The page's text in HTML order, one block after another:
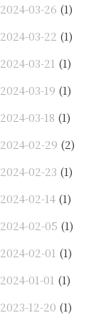
2024-03-26 (1)
2024-03-22 (1)
2024-03-21 (1)
2024-03-19 (1)
2024-03-18 (1)
2024-02-29 (2)
2024-02-23 (1)
2024-02-14 (1)
2024-02-05 (1)
2024-02-01 (1)
2024-01-01 (1)
2023-12-20 (1)